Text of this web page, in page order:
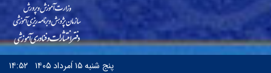
پنج شنبه۱۵ اَمرداد ۱۴۰۵ ۱۴:۵۲